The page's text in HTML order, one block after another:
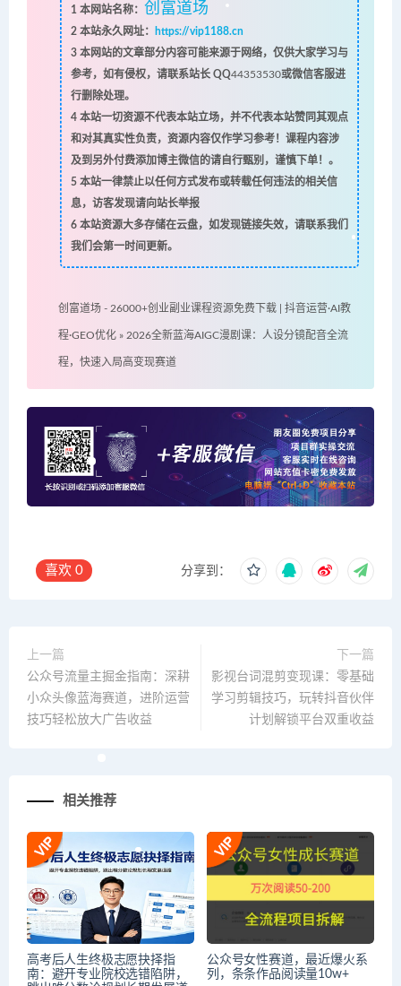
1 本网站名称： 创富道场
2本站永久网址：
https://vip1188.cn
3本网站的文章部分内容可能来源于网络，仅供大家学习与
参考，如有侵权，请联系站长 QQ44353530或微信客服进
行删除处理。
4本站一切资源不代表本站立场，并不代表本站赞同其观点
和对其真实性负责，资源内容仅作学习参考！课程内容涉
及到另外付费添加博主微信的请自行甄别，谨慎下单！。
5本站一律禁止以任何方式发布或转载任何违法的相关信
息，访客发现请向站长举报
6本站资源大多存储在云盘，如发现链接失效，请联系我们
我们会第一时间更新。
创富道场 - 26000+创业副业课程资源免费下载 | 抖音运营·AI教
程·GEO优化 » 2026全新蓝海AIGC漫剧课：人设分镜配音全流
程，快速入局高变现赛道
喜欢 0 分享到：
上一篇
公众号流量主掘金指南：深耕
小众头像蓝海赛道，进阶运营
技巧轻松放大广告收益
下一篇
影视台词混剪变现课：零基础
学习剪辑技巧，玩转抖音伙伴
计划解锁平台双重收益
相关推荐
高考后人生终极志愿抉择指
南：避开专业院校选错陷阱，
公众号女性赛道，最近爆火系
列，条条作品阅读量10w+